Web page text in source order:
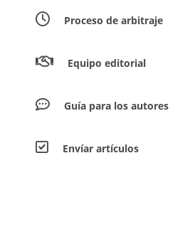
Proceso de arbitraje
Equipo editorial
Guía para los autores
Envíar artículos